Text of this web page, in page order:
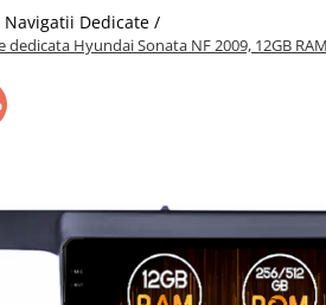
Navigatii Dedicate /
dedicata Hyundai Sonata NF 2009, 12GB